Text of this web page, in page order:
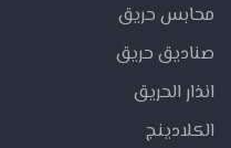
محابس حريق
صناديق حريق
انذار الحريق
الكلادينج